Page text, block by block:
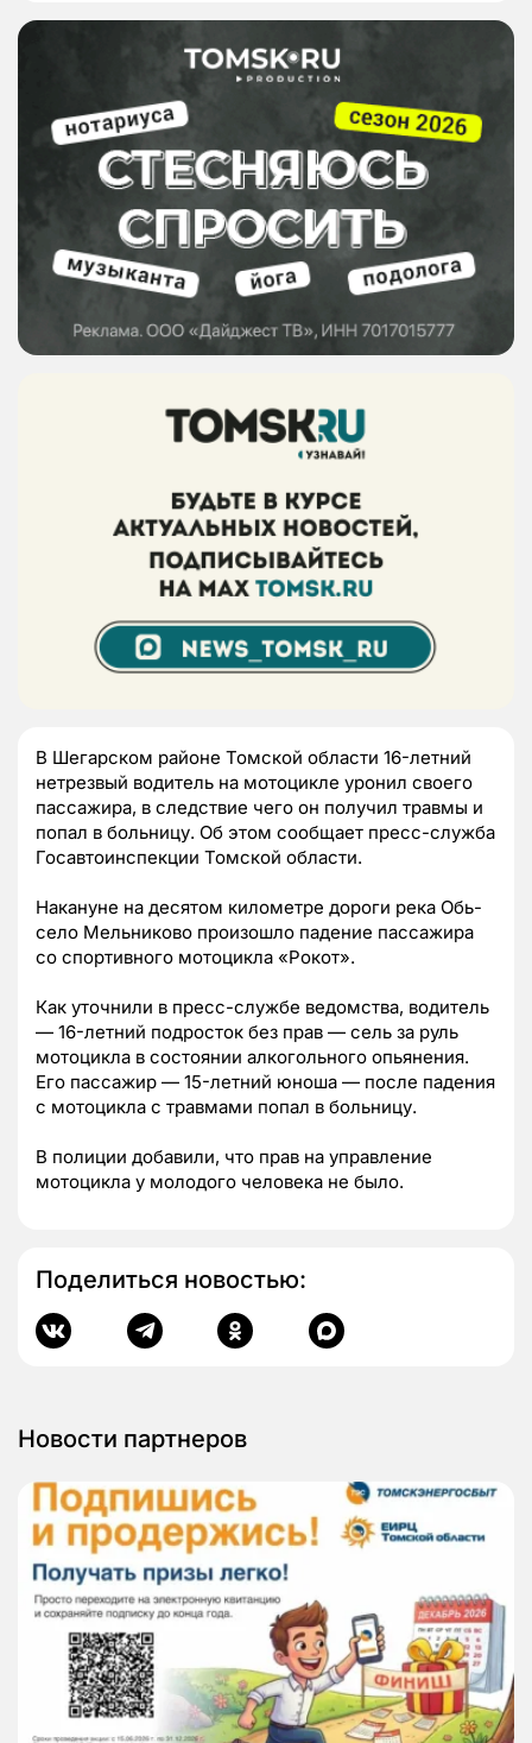
В Шегарском районе Томской области 16-летний
нетрезвый водитель на мотоцикле уронил своего
пассажира, в следствие чего он получил травмы и
попал в больницу. Об этом сообщает пресс-служба
Госавтоинспекции Томской области.
Накануне на десятом километре дороги река Обь-
село Мельниково произошло падение пассажира
со спортивного мотоцикла «Рокот».
Как уточнили в пресс-службе ведомства, водитель
— 16-летний подросток без прав — сель за руль
мотоцикла в состоянии алкогольного опьянения.
Его пассажир — 15-летний юноша — после падения
с мотоцикла с травмами попал в больницу.
В полиции добавили, что прав на управление
мотоцикла у молодого человека не было.
Поделиться новостью:
Новости партнеров